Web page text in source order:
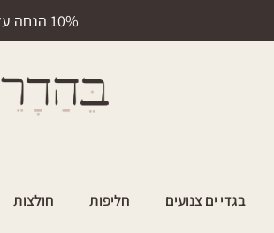
10% הנחה על קולקציה חדשה: NEW10
בגדי ים צנועים חליפות חולצות